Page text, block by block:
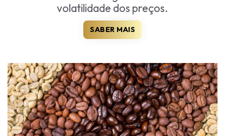
volatilidade dos preços.
SABER MAIS